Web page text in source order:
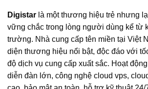
Digistar là một thương hiệu trẻ nhưng
vững chắc trong lòng người dùng kể từ
trường. Nhà cung cấp tên miền tại Việt
diện thương hiệu nổi bật, độc đáo với
độ dịch vụ cung cấp xuất sắc. Hoạt
diễn đàn lớn, công nghệ cloud vps,